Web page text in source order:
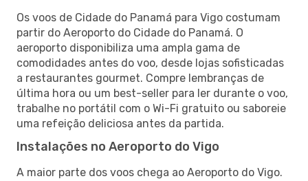
Os voos de Cidade do Panamá para Vigo costumam
partir do Aeroporto do Cidade do Panamá. O
aeroporto disponibiliza uma ampla gama de
comodidades antes do voo, desde lojas sofisticadas
a restaurantes gourmet. Compre lembranças de
última hora ou um best-seller para ler durante o voo,
trabalhe no portátil com o Wi-Fi gratuito ou saboreie
uma refeição deliciosa antes da partida.
Instalações no Aeroporto do Vigo
A maior parte dos voos chega ao Aeroporto do Vigo.